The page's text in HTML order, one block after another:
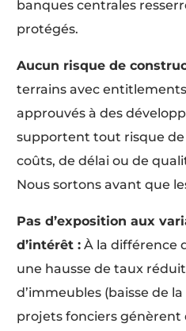
banques centrales
protégés.
Aucun risque de
terrains avec
approuvés à des
supportent tout risque
coûts, de délai ou de
Nous sortons avant que
Pas d’exposition aux
d’intérêt : À la différence
une hausse de taux
d’immeubles (baisse de
projets fonciers génèrent